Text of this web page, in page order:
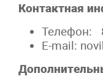
Контактная
Телефон:
E-mail: